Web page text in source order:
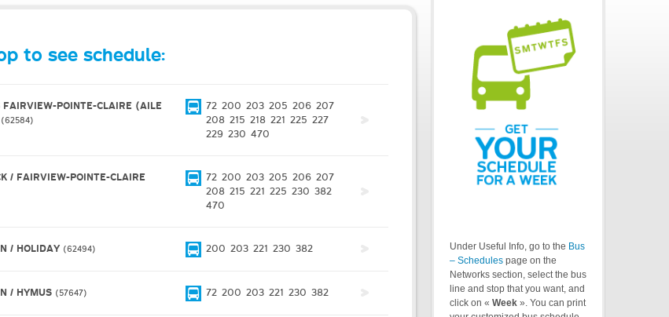
to see schedule:
FAIRVIEW-POINTE-CLAIRE (AILE
62584
72 200 203 205 206 207
208 215 218 221 225 227
229 230 470
/ FAIRVIEW-POINTE-CLAIRE 72 200 203 205 206 207
208 215 221 225 230 382
470
/ HOLIDAY 62494 200 203 221 230 382
/ HYMUS 57647 72 200 203 221 230 382
Under Useful Info, go to the Bus
– Schedules page on the
Networks section, select the bus
line and stop that you want, and
click on « Week ». You can print